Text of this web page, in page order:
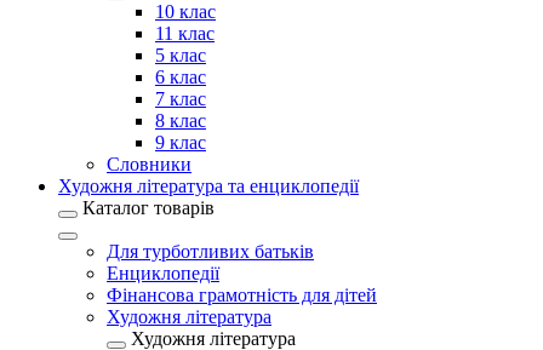
10 клас
11 клас
5 клас
6 клас
7 клас
8 клас
9 клас
Словники
Художня література та енциклопедії
Каталог товарів
Для турботливих батьків
Енциклопедії
Фінансова грамотність для дітей
Художня література
Художня література